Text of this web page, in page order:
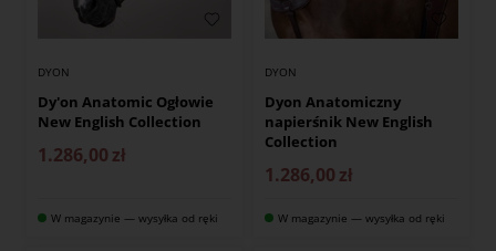
DYON
Dy'on Anatomic Ogłowie
New English Collection
1.286,00 zł
W magazynie — wysyłka od ręki
DYON
Dyon Anatomiczny
napierśnik New English
Collection
1.286,00 zł
W magazynie — wysyłka od ręki